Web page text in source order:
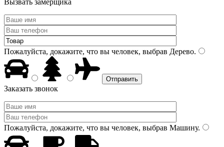
Вызвать замерщика
Пожалуйста, докажите, что вы человек, выбрав Дерево.
Заказать звонок
Пожалуйста, докажите, что вы человек, выбрав Машину.